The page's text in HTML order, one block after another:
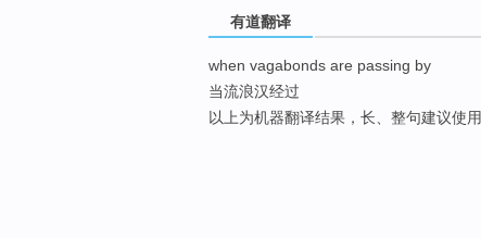
有道翻译
when vagabonds are passing by
当流浪汉经过
以上为机器翻译结果，长、整句建议使用